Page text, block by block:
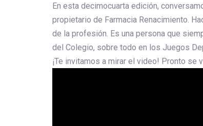
En esta decimocuarta edición,
propietario de Farmacia Renacimiento.
de la profesión. Es una persona que
del Colegio, sobre todo en los Juegos
¡Te invitamos a mirar el video! Pronto se